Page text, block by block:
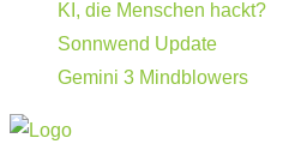
KI, die Menschen hackt?
Sonnwend Update
Gemini 3 Mindblowers
Zum